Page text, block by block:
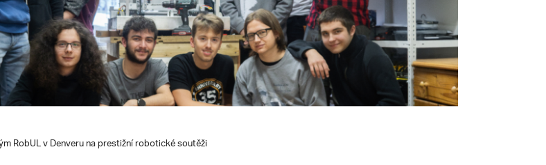
RobUL v Denveru na prestižní robotické soutěži